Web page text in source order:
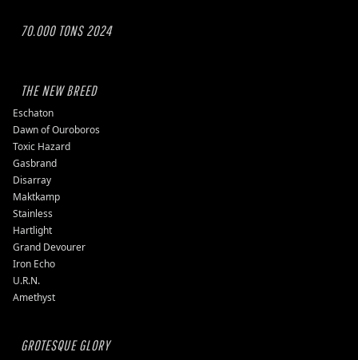
70.000 TONS 2024
THE NEW BREED
Eschaton
Dawn of Ouroboros
Toxic Hazard
Gasbrand
Disarray
Maktkamp
Stainless
Hartlight
Grand Devourer
Iron Echo
U.R.N.
Amethyst
GROTESQUE GLORY